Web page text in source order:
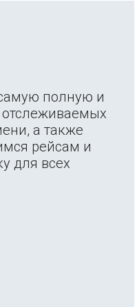
полную и
а также
рейсам и
для всех